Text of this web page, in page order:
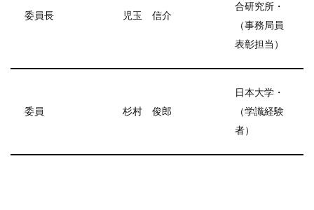
委員長 児玉 信介
合研究所・
（事務局員
表彰担当）
委員 杉村 俊郎
日本大学・
（学識経験
者）